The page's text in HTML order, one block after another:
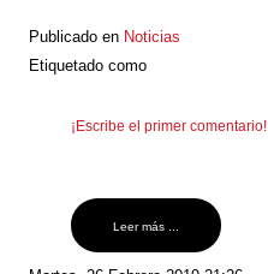
Publicado en Noticias
Etiquetado como
¡Escribe el primer comentario!
Leer más ...